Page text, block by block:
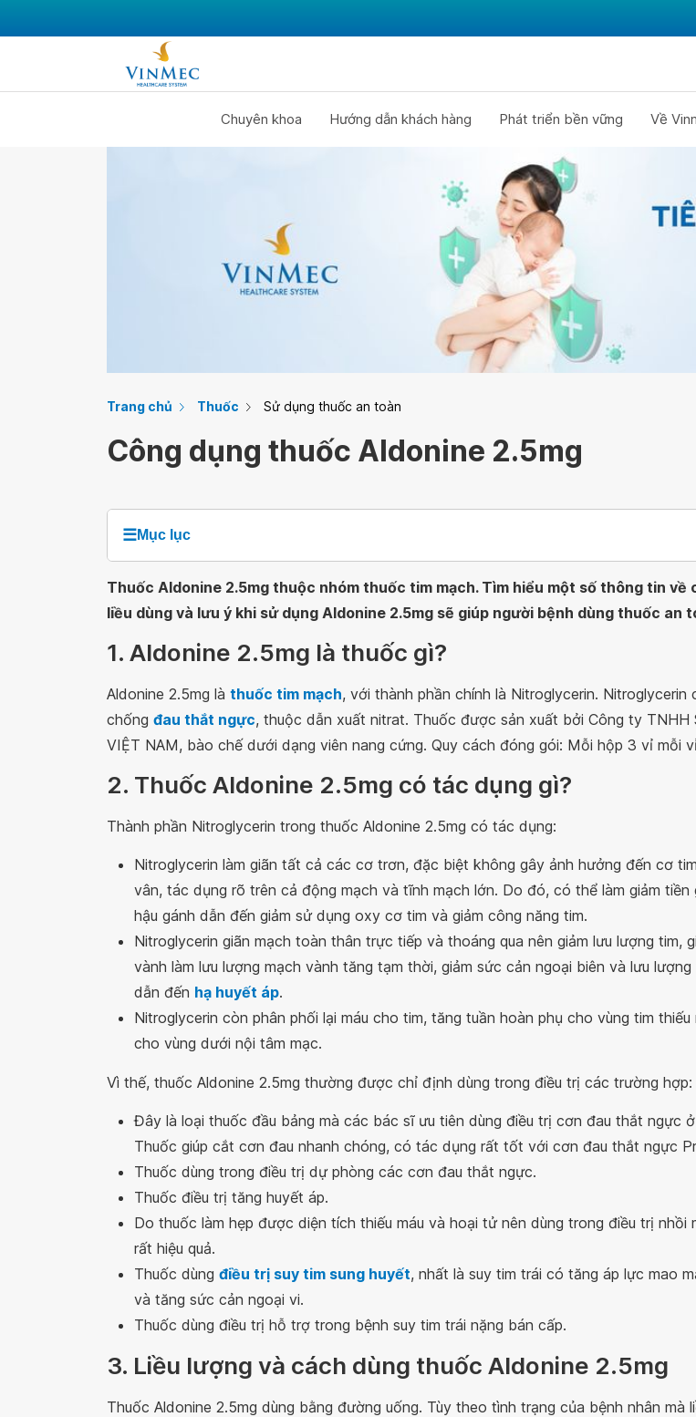
Chuyên khoa Hướng dẫn khách hàng Phát triển bền vững Về
Trang chủ Thuốc Sử dụng thuốc an toàn
Công dụng thuốc Aldonine 2.5mg
☰Mục lục
Thuốc Aldonine 2.5mg thuộc nhóm thuốc tim mạch. Tìm hiểu một số thông tin về
liều dùng và lưu ý khi sử dụng Aldonine 2.5mg sẽ giúp người bệnh dùng thuốc an
1. Aldonine 2.5mg là thuốc gì?
Aldonine 2.5mg là thuốc tim mạch, với thành phần chính là Nitroglycerin. Nitroglycerin
chống đau thắt ngực, thuộc dẫn xuất nitrat. Thuốc được sản xuất bởi Công ty TNHH
VIỆT NAM, bào chế dưới dạng viên nang cứng. Quy cách đóng gói: Mỗi hộp 3 vỉ mỗi
2. Thuốc Aldonine 2.5mg có tác dụng gì?
Thành phần Nitroglycerin trong thuốc Aldonine 2.5mg có tác dụng:
Nitroglycerin làm giãn tất cả các cơ trơn, đặc biệt không gây ảnh hưởng đến cơ
vân, tác dụng rõ trên cả động mạch và tĩnh mạch lớn. Do đó, có thể làm giảm tiền
hậu gánh dẫn đến giảm sử dụng oxy cơ tim và giảm công năng tim.
Nitroglycerin giãn mạch toàn thân trực tiếp và thoáng qua nên giảm lưu lượng tim,
vành làm lưu lượng mạch vành tăng tạm thời, giảm sức cản ngoại biên và lưu lượng
dẫn đến hạ huyết áp.
Nitroglycerin còn phân phối lại máu cho tim, tăng tuần hoàn phụ cho vùng tim thiếu
cho vùng dưới nội tâm mạc.
Vì thế, thuốc Aldonine 2.5mg thường được chỉ định dùng trong điều trị các trường hợp:
Đây là loại thuốc đầu bảng mà các bác sĩ ưu tiên dùng điều trị cơn đau thắt ngực
Thuốc giúp cắt cơn đau nhanh chóng, có tác dụng rất tốt với cơn đau thắt ngực
Thuốc dùng trong điều trị dự phòng các cơn đau thắt ngực.
Thuốc điều trị tăng huyết áp.
Do thuốc làm hẹp được diện tích thiếu máu và hoại tử nên dùng trong điều trị nhồi
rất hiệu quả.
Thuốc dùng điều trị suy tim sung huyết, nhất là suy tim trái có tăng áp lực mao
và tăng sức cản ngoại vi.
Thuốc dùng điều trị hỗ trợ trong bệnh suy tim trái nặng bán cấp.
3. Liều lượng và cách dùng thuốc Aldonine 2.5mg
Thuốc Aldonine 2.5mg dùng bằng đường uống. Tùy theo tình trạng của bệnh nhân mà